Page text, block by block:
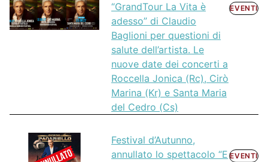
“GrandTour La Vita è
adesso” di Claudio
Baglioni per questioni di
salute dell’artista. Le
nuove date dei concerti a
Roccella Jonica (Rc), Cirò
Marina (Kr) e Santa Maria
del Cedro (Cs)
EVENTI
Festival d’Autunno,
annullato lo spettacolo “E EVENTI